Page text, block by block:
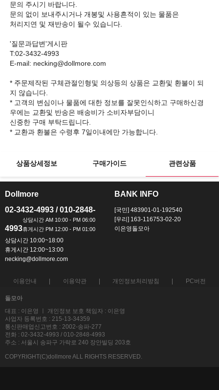
문의 주시기 바랍니다.
문의 없이 보내주시거나 개봉및 사용흔적이 있는 물품은
처리지연 및 재반송이 될수 있습니다.
'질문과답변'게시판
T:02-3432-4993
E-mail: necking@dollmore.com
* 주문제작된 구체관절인형및 의상등의 상품은 교환및 환불이 되
지 않습니다.
* 고객의 변심이나 물품에 대한 정보를 잘못인식하고 구매하신경
우에는 교환및 반송은 배송비가 소비자부담이니
신중한 구매 부탁드립니다.
상품상세정보 구매가이드 관련상품
Dollmore
02-3432-4993 / 010-2848-
4993
상담시간 10:00~18:00
휴게시간 12:00~13:00
necking@dollmore.com
BANK INFO
[국민] 483901-01-192540
[우리] 163-116753-02-20
이은영돌모아
이용안내 이용약관 개인정보처리방침 PC버전
돌모아
대표 : 이은영 ㅣ 개인정보 보호 책임자 : 이은영
사업자 등록번호 : 215-13-34359
통신판매업신고번호 : 2002-송파-277
전화 : 02-3432-4993 / 010-2848-4993
주소 : 서울시 송파구 가락로 240 장안빌딩 203호
COPYRIGHT(C)dollmore ALL RIGHTS RESERVED.